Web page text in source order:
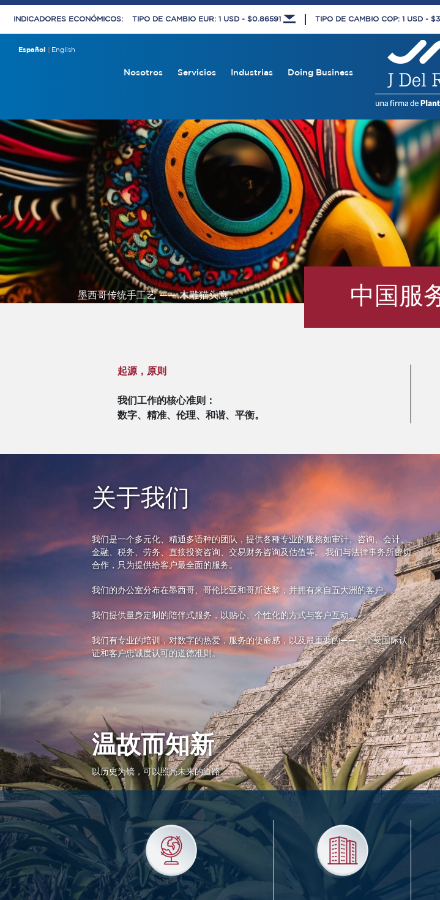
INDICADORES ECONÓMICOS: TIPO DE CAMBIO EUR: 1 USD - $0.86591 TIPO DE CAMBIO COP: 1 USD -
Español English
Nosotros Servicios Industrias Doing Business
墨西哥传统手工艺 —— 木雕猫头鹰。 中国服
起源，原则
我们工作的核心准则：
数字、精准、伦理、和谐、平衡。
关于我们
我们是一个多元化、精通多语种的团队，提供各種专业的服務如审计、咨询、会计、
金融、税务、劳务、直接投资咨询、交易财务咨询及估值等。 我们与法律事务所密切
合作，只为提供给客户最全面的服务。
我们的办公室分布在墨西哥、哥伦比亚和哥斯达黎，并拥有来自五大洲的客户。
我们提供量身定制的陪伴式服务，以贴心、个性化的方式与客户互动。
我们有专业的培训，对数字的热爱，服务的使命感，以及最重要的——一个受国际认
证和客户忠诚度认可的道德准则。
温故而知新
以历史为镜，可以照亮未来的道路。